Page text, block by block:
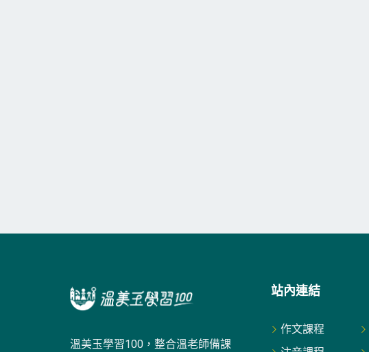
溫美玉學習100，整合溫老師備課
站內連結
作文課程